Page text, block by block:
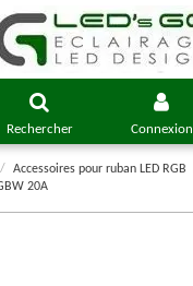
Rechercher Connexion
Accessoires pour ruban LED RGB
20A